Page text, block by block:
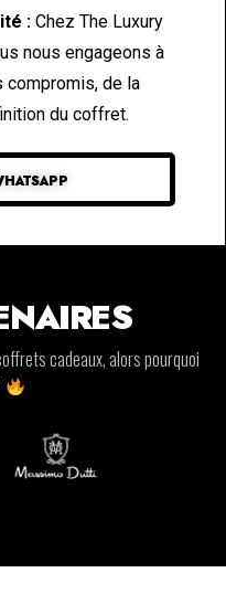
:Chez The Luxury
nous engageons à
compromis, de la
du coffret.
cadeaux, alors pourquoi